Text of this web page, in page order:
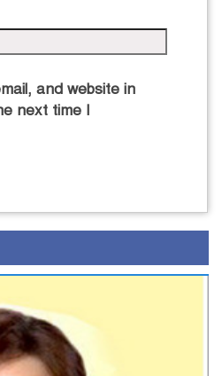
and website in
next time I